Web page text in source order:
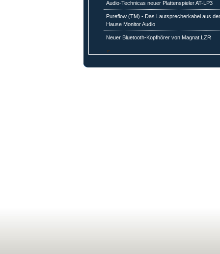
Audio-Technicas neuer Plattenspieler AT-LP3
Pureflow (TM) - Das Lautsprecherkabel aus
Hause Monitor Audio
Neuer Bluetooth-Kopfhörer von Magnat.LZR